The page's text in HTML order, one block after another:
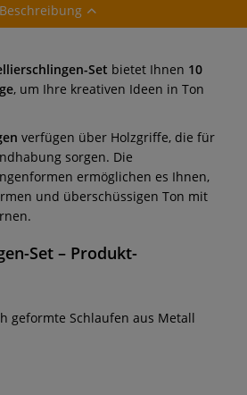
Beschreibung
Set bietet Ihnen 10
, um Ihre kreativen Ideen in Ton
verfügen über Holzgriffe, die für
sorgen. Die
ermöglichen es Ihnen,
und überschüssigen Ton mit
Set – Produkt-
geformte Schlaufen aus Metall